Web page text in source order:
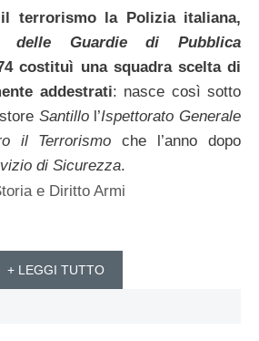
terrorismo la Polizia italiana,
Guardie di Pubblica
costituì una squadra scelta di
addestrati: nasce così sotto
Santillol’Ispettorato Generale
il Terrorismo che l’anno dopo
di Sicurezza.
e Diritto Armi
+ LEGGI TUTTO